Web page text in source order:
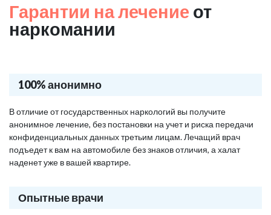
Гарантии на лечение от
наркомании
100% анонимно
В отличие от государственных наркологий вы получите
анонимное лечение, без постановки на учет и риска передачи
конфиденциальных данных третьим лицам. Лечащий врач
подъедет к вам на автомобиле без знаков отличия, а халат
наденет уже в вашей квартире.
Опытные врачи